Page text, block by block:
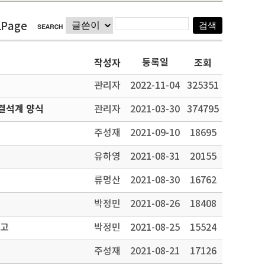
작성자 등록일 조회
관리자 2022-11-04 325351
석계 양식 관리자 2021-03-30 374795
주성재 2021-09-10 18695
유하영 2021-08-31 20155
류멍산 2021-08-30 16762
박정민 2021-08-26 18408
박정민 2021-08-25 15524
주성재 2021-08-21 17126